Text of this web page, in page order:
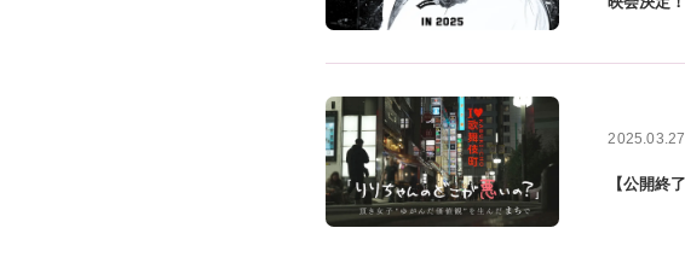
2025.03.27
【公開終